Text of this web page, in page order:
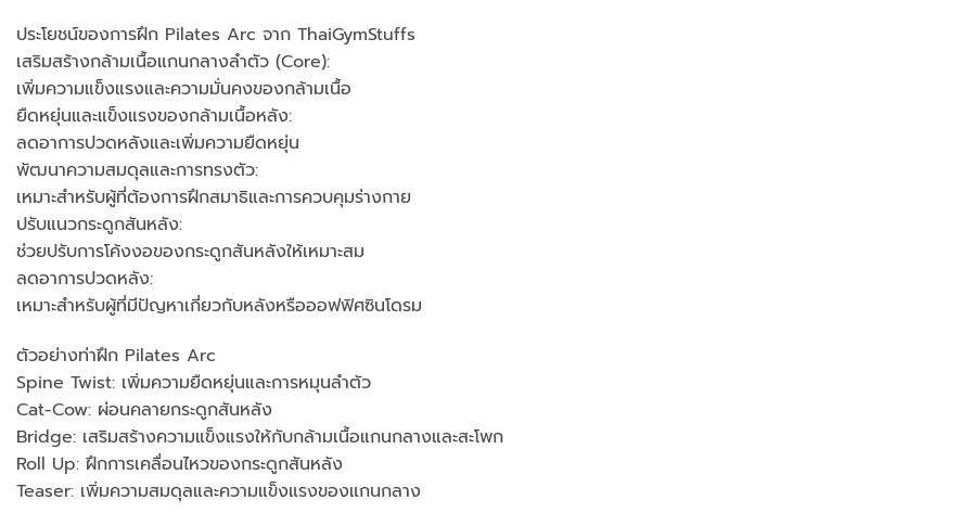
ประโยชน์ของการฝึก Pilates Arc จาก ThaiGymStuffs
เสริมสร้างกล้ามเนื้อแกนกลางลำตัว (Core):
เพิ่มความแข็งแรงและความมั่นคงของกล้ามเนื้อ
ยืดหยุ่นและแข็งแรงของกล้ามเนื้อหลัง:
ลดอาการปวดหลังและเพิ่มความยืดหยุ่น
พัฒนาความสมดุลและการทรงตัว:
เหมาะสำหรับผู้ที่ต้องการฝึกสมาธิและการควบคุมร่างกาย
ปรับแนวกระดูกสันหลัง:
ช่วยปรับการโค้งงอของกระดูกสันหลังให้เหมาะสม
ลดอาการปวดหลัง:
เหมาะสำหรับผู้ที่มีปัญหาเกี่ยวกับหลังหรือออฟฟิศซินโดรม
ตัวอย่างท่าฝึก Pilates Arc
Spine Twist: เพิ่มความยืดหยุ่นและการหมุนลำตัว
Cat-Cow: ผ่อนคลายกระดูกสันหลัง
Bridge: เสริมสร้างความแข็งแรงให้กับกล้ามเนื้อแกนกลางและสะโพก
Roll Up: ฝึกการเคลื่อนไหวของกระดูกสันหลัง
Teaser: เพิ่มความสมดุลและความแข็งแรงของแกนกลาง